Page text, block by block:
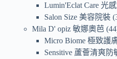
Lumin'Eclat Care 光
Salon Size 美容院裝
Mila D' opiz 敏娜奧芭 44
Micro Biome 極致護
Sensitive 蘆薈清爽防